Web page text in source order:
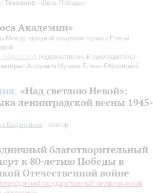
Тухманов: «День Победы»
Академии»
Международной академии музыки Елены
(художественный руководитель)
Академия Музыки Елены Образцовой
«Над светлою Невой»:
ленинградской весны 1945-
Веденяпина - лектор
благотворительный
к 80-летию Победы в
Отечественной войне
государственный симфонический